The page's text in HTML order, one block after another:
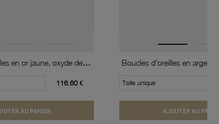
Boucles d'oreilles en or jaune, oxyde de zirconium (moyen modèle).
116.60 €
AU PANIER
Taille unique
AJOUTER AU